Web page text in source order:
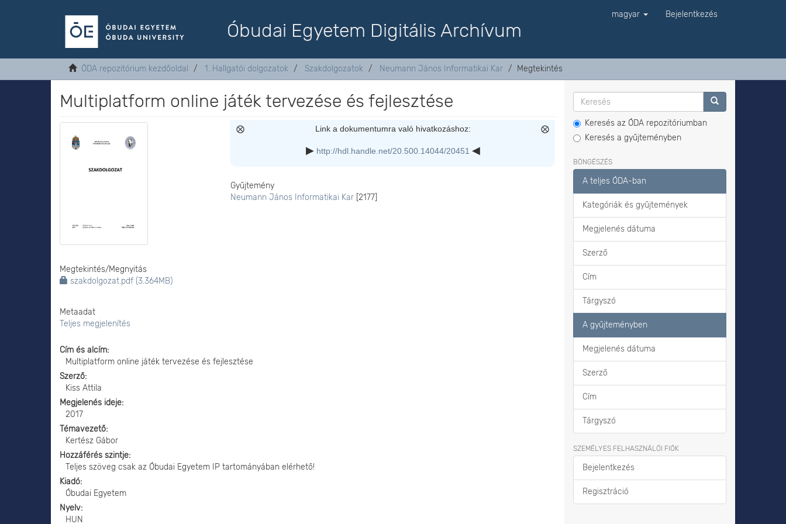
Óbudai Egyetem Digitális Archívum
magyar Bejelentkezés
ÓDA repozitórium kezdőoldal 1. Hallgatói dolgozatok Szakdolgozatok Neumann János Informatikai Kar Megtekintés
Multiplatform online játék tervezése és fejlesztése
Megtekintés/Megnyitás
szakdolgozat.pdf (3.364MB)
Metaadat
Teljes megjelenítés
Link a dokumentumra való hivatkozáshoz:
http://hdl.handle.net/20.500.14044/20451
Gyűjtemény
Neumann János Informatikai Kar [2177]
Cím és alcím
Multiplatform online játék tervezése és fejlesztése
Szerző
Kiss Attila
Megjelenés ideje
2017
Témavezető
Kertész Gábor
Hozzáférés szintje
Teljes szöveg csak az Óbudai Egyetem IP tartományában elérhető!
Kiadó
Óbudai Egyetem
Nyelv
HUN
Keresés az ÓDA repozitóriumban
Keresés a gyűjteményben
BÖNGÉSZÉS
A teljes ÓDA-ban
Kategóriák és gyűjtemények
Megjelenés dátuma
Szerző
Cím
Tárgyszó
A gyűjteményben
Megjelenés dátuma
Szerző
Cím
Tárgyszó
SZEMÉLYES FELHASZNÁLÓI FIÓK
Bejelentkezés
Regisztráció